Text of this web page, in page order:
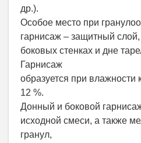
др.).
Особое место при
гарнисаж – защитный
боковых стенках и дне
Гарнисаж
образуется при влажности
12 %.
Донный и боковой
исходной смеси, а также
гранул,